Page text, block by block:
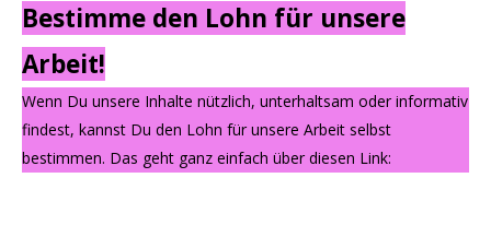
Bestimme den Lohn für unsere
Arbeit!
Wenn Du unsere Inhalte nützlich, unterhaltsam oder informativ
findest, kannst Du den Lohn für unsere Arbeit selbst
bestimmen. Das geht ganz einfach über diesen Link: